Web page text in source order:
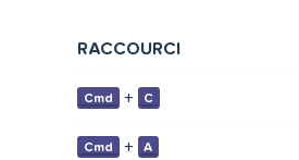
RACCOURCI
Cmd + C
Cmd + A